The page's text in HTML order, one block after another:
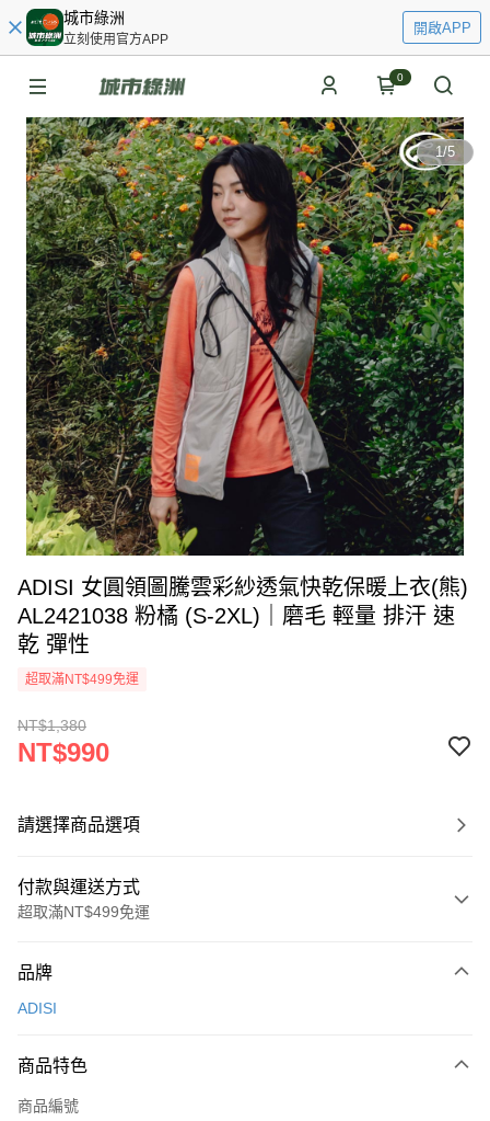
城市綠洲
立刻使用官方APP
開啟APP
0
1/5
ADISI 女圓領圖騰雲彩紗透氣快乾保暖上衣(熊)
AL2421038 粉橘 (S-2XL)｜磨毛 輕量 排汗 速
乾 彈性
超取滿NT$499免運
NT$1,380
NT$990
請選擇商品選項
付款與運送方式
超取滿NT$499免運
信用卡一次付款
LINE Pay
Apple Pay
品牌
ADISI
商品特色
商品編號